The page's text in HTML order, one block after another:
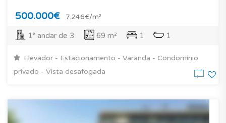
500.000€ 7.246€/m²
1° andar de 3 69 m² 1 1
Elevador - Estacionamento - Varanda - Condomínio
privado - Vista desafogada